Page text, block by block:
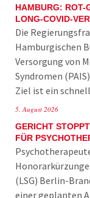
HAMBURG: ROT-
LONG-COVID-
Die
Hamburgischen
Versorgung von
Syndromen
Ziel ist ein
5. August 2026
GERICHT
FÜR
(LSG) Berlin-
einer geplanten